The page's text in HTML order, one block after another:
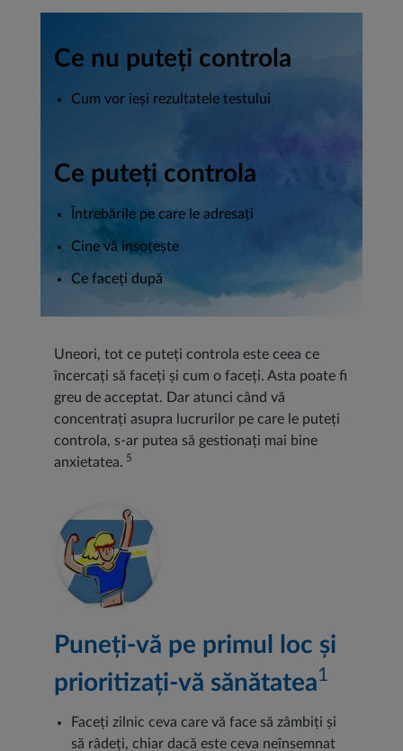
Ce nu puteți controla
Cum vor ieși rezultatele testului
Ce puteți controla
Întrebările pe care le adresați
Cine vă însoțește
Ce faceți după
Uneori, tot ce puteți controla este ceea ce
încercați să faceți și cum o faceți. Asta poate fi
greu de acceptat. Dar atunci când vă
concentrați asupra lucrurilor pe care le puteți
controla, s-ar putea să gestionați mai bine
anxietatea. 5
Puneți-vă pe primul loc și
prioritizați-vă sănătatea1
Faceți zilnic ceva care vă face să zâmbiți și
să râdeți, chiar dacă este ceva neînsemnat